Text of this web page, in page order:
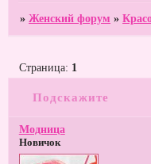
»Женский форум »
Подскажите
Страница: 1
Модница
Новичок